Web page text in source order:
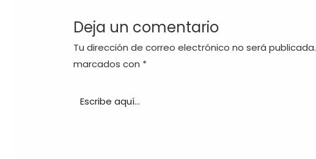
Deja un comentario
Tu dirección de correo electrónico no será publicada.
marcados con *